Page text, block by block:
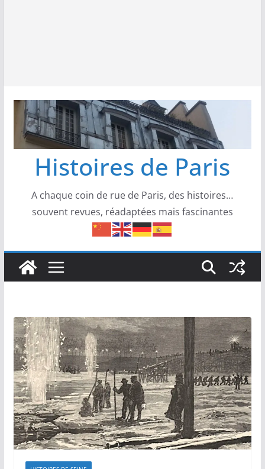
Histoires de Paris
A chaque coin de rue de Paris, des histoires…
souvent revues, réadaptées mais fascinantes